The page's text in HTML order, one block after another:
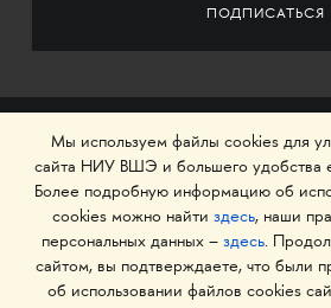
Мы используем файлы cookies для
сайта НИУ ВШЭ и большего удобства
Более подробную информацию об
cookies можно найти здесь, наши
персональных данных – здесь.
сайтом, вы подтверждаете, что были
об использовании файлов cookies